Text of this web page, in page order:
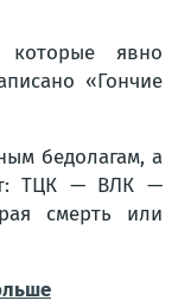
явно
«Гончие
бедолагам, а
ТЦК — ВЛК —
смерть или